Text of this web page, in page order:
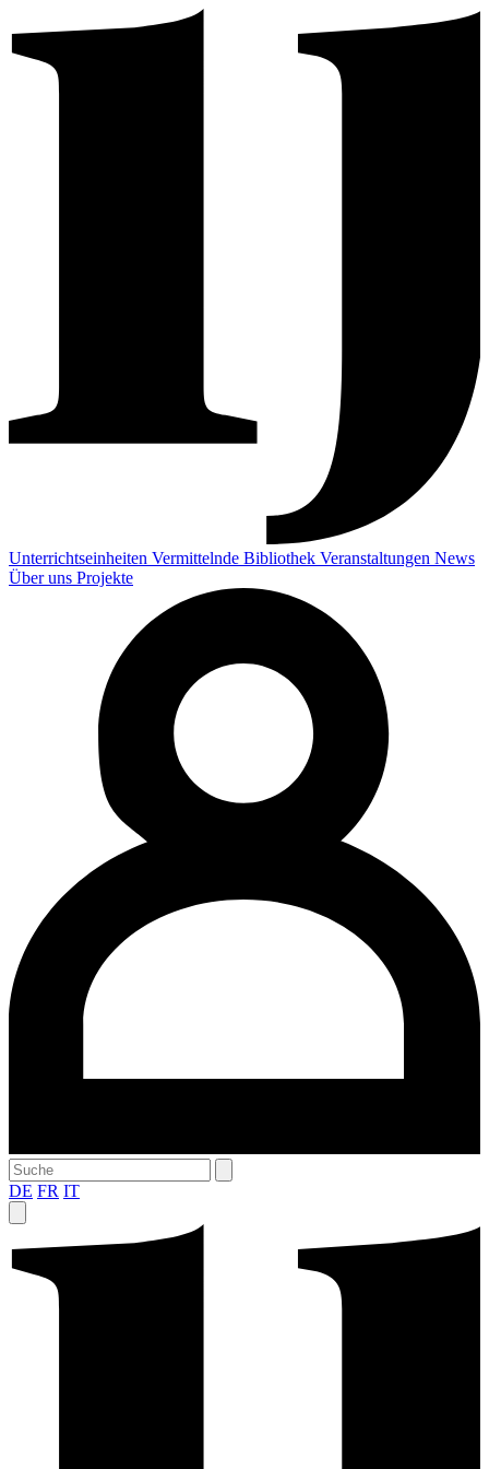
Unterrichtseinheiten Vermittelnde Bibliothek Veranstaltungen News
Über uns Projekte
DE FR IT